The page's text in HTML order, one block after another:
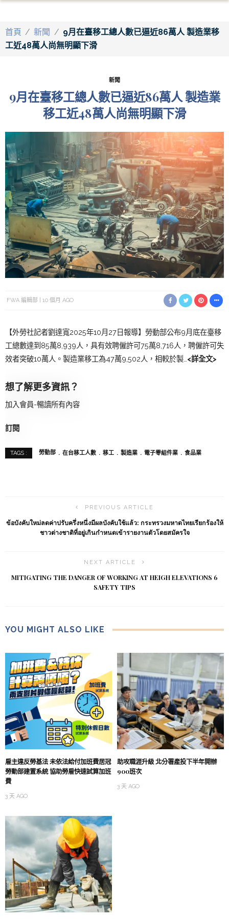
首頁 / 新聞 / 9月在臺移工總人數已逼近86萬人 製造業移
工近48萬人尚無明顯下滑
新聞
9月在臺移工總人數已逼近86萬人 製造業
移工近48萬人尚無明顯下滑
FWA 編輯部 10 個月 AGO
【外勞社記者劉達寬2025年10月27日報導】勞動部公布9月底在臺移
工總數達到85萬8,939人，具有效聘僱許可75萬8,716人，聘僱許可失
效者突破10萬人。製造業移工為47萬9,502人，相較於製…<詳全文>
想了解更多資訊？
加入會員-暢讀所有內容
訂閱
TAGS : 勞動部 在台移工人數 移工 製造業 電子零組件業 食品業
PREVIOUS ARTICLE
ข้อบังคับใหม่ลดค่าปรับครึ่งหนึ่งมีผลบังคับใช้แล้ว: กระทรวงมหาดไทยเรียกร้องให้
ชาวต่างชาติที่อยู่เกินกำหนดเข้ารายงานตัวโดยสมัครใจ
NEXT ARTICLE
MITIGATING THE DANGER OF WORKING AT HEIGH ELEVATIONS 6
SAFETY TIPS
YOU MIGHT ALSO LIKE
雇主違反勞基法 未依法給付加班費居冠
勞動部建置系統 協助勞雇快速試算加班
費
3 天 AGO
助攻職涯升級 北分署產投下半年開辦
900班次
3 天 AGO